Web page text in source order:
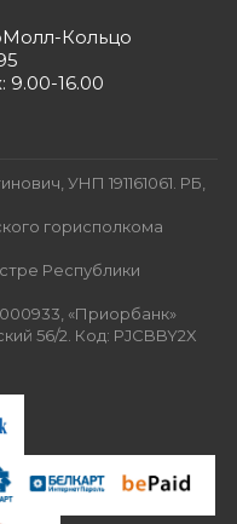
Кольцо
9.00-16.00
УНП 191161061. РБ,
горисполкома
Республики
«Приорбанк»
56/2. Код: PJCBBY2X